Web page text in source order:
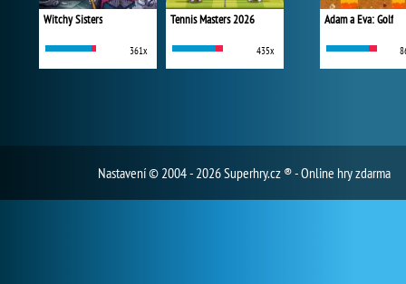
Witchy Sisters
361x
Tennis Masters 2026
435x
Adam a Eva: Golf
Nastavení© 2004 - 2026 Superhry.cz ® - Online hry zdarma